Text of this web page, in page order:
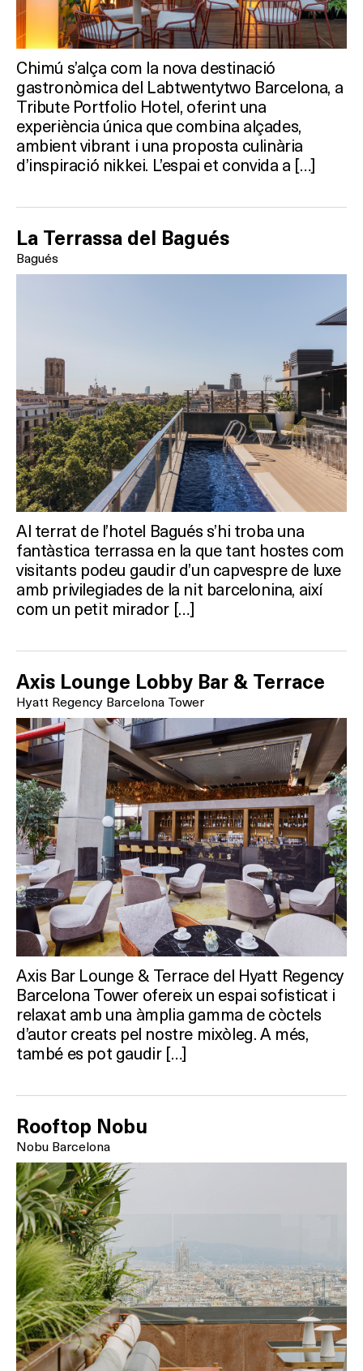
Què vols fer?
HOTELS
TERRASSES
BARS
SPAS
Chimú s’alça com la nova destinació
gastronòmica del Labtwentytwo Barcelona, a
Tribute Portfolio Hotel, oferint una
experiència única que combina alçades,
ambient vibrant i una proposta culinària
d’inspiració nikkei. L’espai et convida a […]
La Terrassa del Bagués
Bagués
Al terrat de l’hotel Bagués s’hi troba una
fantàstica terrassa en la que tant hostes com
visitants podeu gaudir d’un capvespre de luxe
amb privilegiades de la nit barcelonina, així
com un petit mirador […]
Axis Lounge Lobby Bar & Terrace
Hyatt Regency Barcelona Tower
Axis Bar Lounge & Terrace del Hyatt Regency
Barcelona Tower ofereix un espai sofisticat i
relaxat amb una àmplia gamma de còctels
d’autor creats pel nostre mixòleg. A més,
també es pot gaudir […]
Rooftop Nobu
Nobu Barcelona